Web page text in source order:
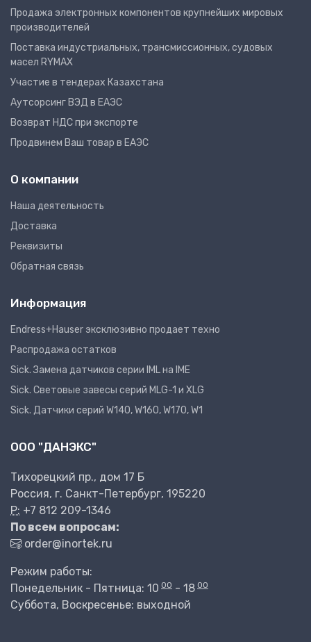
Продажа электронных компонентов крупнейших мировых
производителей
Поставка индустриальных, трансмиссионных, судовых
масел RYMAX
Участие в тендерах Казахстана
Аутсорсинг ВЭД в ЕАЭС
Возврат НДС при экспорте
Продвинем Ваш товар в ЕАЭС
О компании
Наша деятельность
Доставка
Реквизиты
Обратная связь
Информация
Endress+Hauser эксклюзивно продает техно
Распродажа остатков
Sick. Замена датчиков серии IML на IME
Sick. Световые завесы серий MLG-1 и XLG
Sick. Датчики серий W140, W160, W170, W1
ООО "ДАНЭКС"
Тихорецкий пр., дом 17 Б
Россия, г. Санкт-Петербург, 195220
P: +7 812 209-1346
По всем вопросам:
order@inortek.ru
Режим работы:
Понедельник - Пятница: 10 00 - 18 00
Суббота, Воскресенье: выходной